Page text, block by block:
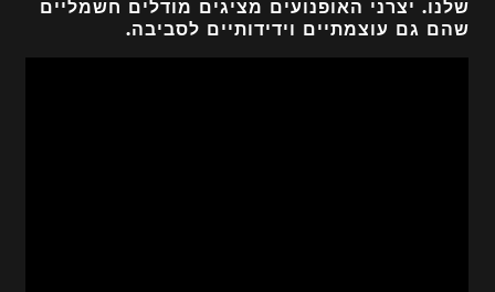
שלנו. יצרני האופנועים מציגים מודלים חשמליים
שהם גם עוצמתיים וידידותיים לסביבה.